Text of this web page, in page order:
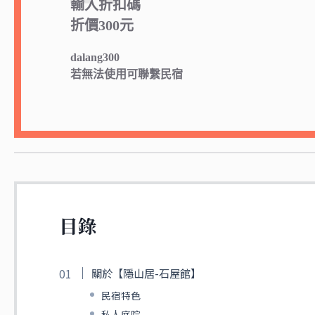
輸入折扣碼
折價300元
dalang300
若無法使用可聯繫民宿
目錄
關於【隱山居-石屋館】
民宿特色